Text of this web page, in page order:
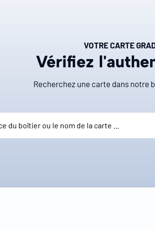
VOTRE CARTE
Vérifiez
Recherchez une carte dans notre